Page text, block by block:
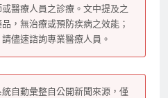
醫療人員之診療。文中提及之
，無治療或預防疾病之效能；
儘速諮詢專業醫療人員。
自動彙整自公開新聞來源，僅